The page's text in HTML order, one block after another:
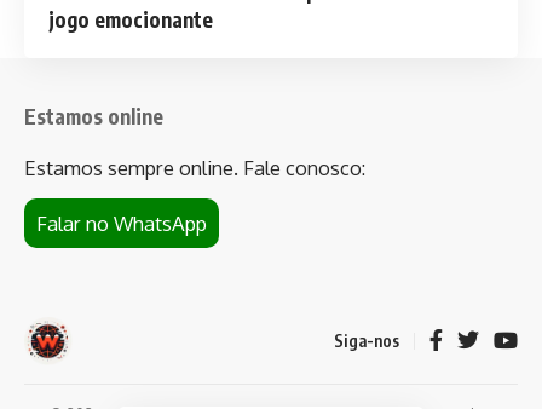
jogo emocionante
Estamos online
Estamos sempre online. Fale conosco:
Falar no WhatsApp
Siga-nos